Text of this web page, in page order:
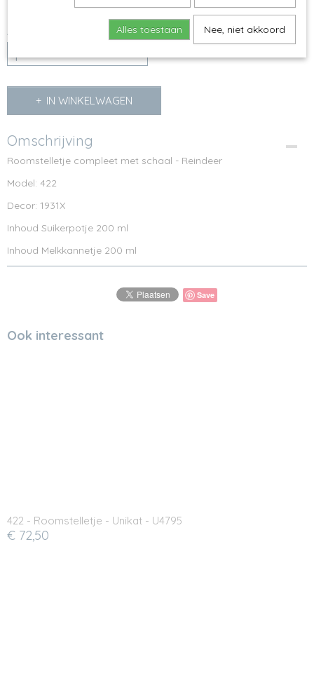
Op voorraad
Aantal
IN WINKELWAGEN
Omschrijving
Roomstelletje compleet met schaal - Reindeer
Model: 422
Decor: 1931X
Inhoud Suikerpotje 200 ml
Inhoud Melkkannetje 200 ml
Save
Ook interessant
422 - Roomstelletje - Unikat - U4795
€ 72,50
Alles toestaan Nee, niet akkoord